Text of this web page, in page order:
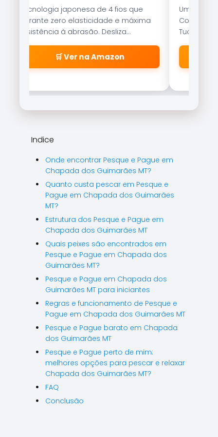
Tecnologia japonesa de 4 fios que
garante zero elasticidade e máxima
resistência à abrasão. Desliza
suavemente pelos passadores.
🛒 Ver na Amazon
Uma das
Com
Tucunaré
qualquer
Indice
Onde encontrar Pesque e Pague em
Chapada dos Guimarães MT?
Quanto custa pescar em Pesque e
Pague em Chapada dos Guimarães
MT?
Estrutura dos Pesque e Pague em
Chapada dos Guimarães MT
Quais peixes são encontrados em
Pesque e Pague em Chapada dos
Guimarães MT?
Pesque e Pague em Chapada dos
Guimarães MT para iniciantes
Regras e funcionamento de Pesque e
Pague em Chapada dos Guimarães MT
Pesque e Pague barato em Chapada
dos Guimarães MT
Pesque e Pague perto de mim:
melhores opções para pescar e relaxar
Chapada dos Guimarães MT?
FAQ
Conclusão